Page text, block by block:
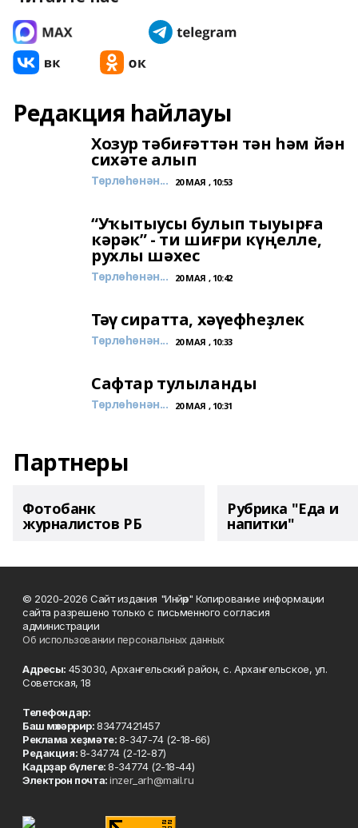
Редакция һайлауы
Хозур тәбиғәттән тән һәм йән
сихәте алып
Төрлөһөнән... 20 МАЯ , 10:53
“Уҡытыусы булып тыуырға
кәрәк” - ти шиғри күңелле,
рухлы шәхес
Төрлөһөнән... 20 МАЯ , 10:42
Тәү сиратта, хәүефһеҙлек
Төрлөһөнән... 20 МАЯ , 10:33
Сафтар тулыланды
Төрлөһөнән... 20 МАЯ , 10:31
Партнеры
Фотобанк
журналистов РБ
Рубрика "Еда и
напитки"
© 2020-2026 Сайт издания "Инйәр" Копирование информации
сайта разрешено только с письменного согласия
администрации
Об использовании персональных данных
Адресы: 453030, Архангельский район, с. Архангельское, ул.
Советская, 18
Телефондар:
Баш мөхәррир:83477421457
Реклама хеҙмәте:8-347-74 (2-18-66)
Редакция:8-34774 (2-12-87)
Кадрҙар бүлеге:8-34774 (2-18-44)
Электрон почта:inzer_arh@mail.ru